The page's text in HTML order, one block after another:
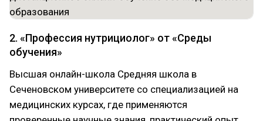
2. «Профессия нутрициолог» от «Среды
обучения»
Высшая онлайн-школа Средняя школа в
Сеченовском университете со специализацией на
медицинских курсах, где применяются